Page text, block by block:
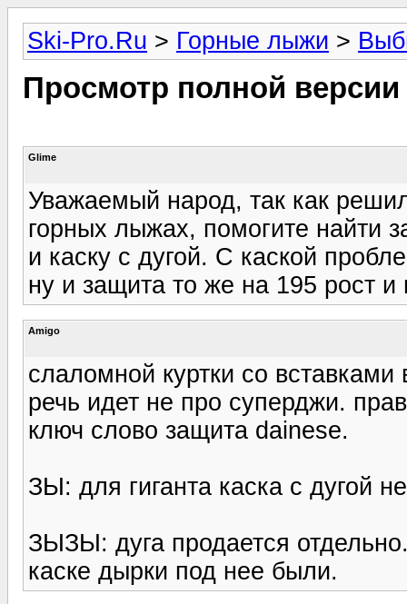
Ski-Pro.Ru > Горные лыжи >
Просмотр полной
Glime
Уважаемый народ, так как
горных лыжах, помогите найти
и каску с дугой. С каской
ну и защита то же на 195 рост и
Amigo
слаломной куртки со
речь идет не про суперджи.
ключ слово защита dainese.
ЗЫ: для гиганта каска с дугой
ЗЫЗЫ: дуга продается
каске дырки под нее были.